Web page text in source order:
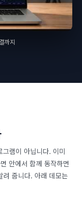
까지
램이 아닙니다. 이미
안에서 함께 동작하면
려 줍니다. 아래 데모는